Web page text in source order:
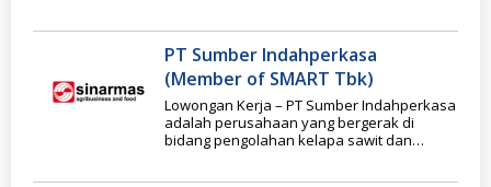
PT Sumber Indahperkasa
(Member of SMART Tbk)
Lowongan Kerja – PT Sumber Indahperkasa
adalah perusahaan yang bergerak di
bidang pengolahan kelapa sawit dan